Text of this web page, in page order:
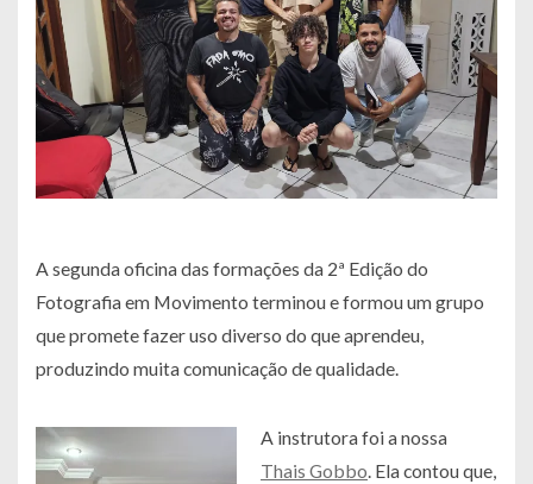
A segunda oficina das formações da 2ª Edição do
Fotografia em Movimento terminou e formou um grupo
que promete fazer uso diverso do que aprendeu,
produzindo muita comunicação de qualidade.
A instrutora foi a nossa
Thais Gobbo. Ela contou que,